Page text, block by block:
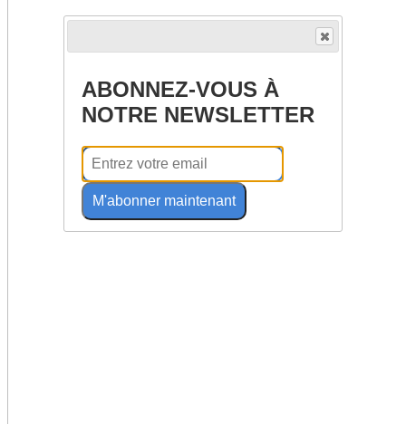
ABONNEZ-VOUS À
NOTRE NEWSLETTER
M'abonner maintenant